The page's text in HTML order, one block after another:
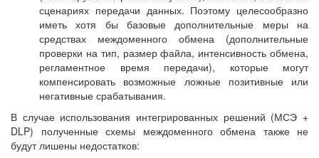
сценариях передачи данных. Поэтому целесообразно
иметь хотя бы базовые дополнительные меры на
средствах междоменного обмена (дополнительные
проверки на тип, размер файла, интенсивность обмена,
регламентное время передачи), которые могут
компенсировать возможные ложные позитивные или
негативные срабатывания.
В случае использования интегрированных решений (МСЭ +
DLP) полученные схемы междоменного обмена также не
будут лишены недостатков: